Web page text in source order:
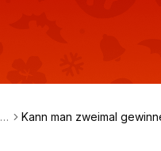
Kann man zweimal